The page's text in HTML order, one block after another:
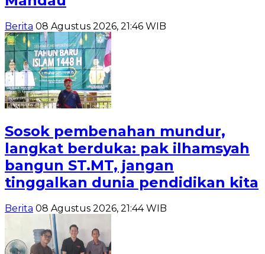
Berita 08 Agustus 2026, 21:46 WIB
Sosok pembenahan mundur,
langkat berduka: pak ilhamsyah
bangun ST.MT, jangan
tinggalkan dunia pendidikan kita
Berita 08 Agustus 2026, 21:44 WIB